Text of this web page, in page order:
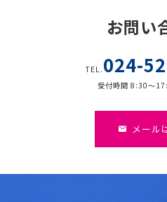
お問い
TEL. 024-
受付時間 8:30～
メール